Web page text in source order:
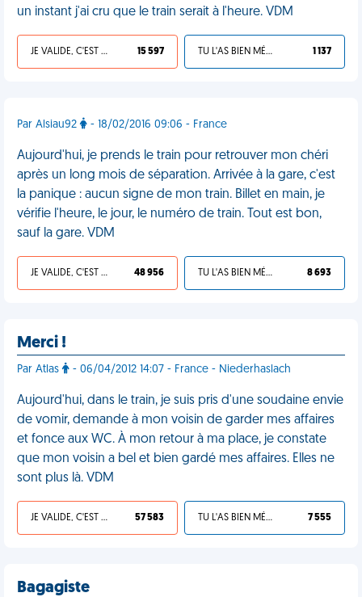
un instant j'ai cru que le train serait à l'heure. VDM
JE VALIDE, C'EST UNE VDM 15 597 TU L'AS BIEN MÉRITÉ 1 137
Par Alsiau92 - 18/02/2016 09:06 - France
Aujourd'hui, je prends le train pour retrouver mon chéri
après un long mois de séparation. Arrivée à la gare, c'est
la panique : aucun signe de mon train. Billet en main, je
vérifie l'heure, le jour, le numéro de train. Tout est bon,
sauf la gare. VDM
JE VALIDE, C'EST UNE VDM 48 956 TU L'AS BIEN MÉRITÉ 8 693
Merci !
Par Atlas - 06/04/2012 14:07 - France - Niederhaslach
Aujourd'hui, dans le train, je suis pris d'une soudaine envie
de vomir, demande à mon voisin de garder mes affaires
et fonce aux WC. À mon retour à ma place, je constate
que mon voisin a bel et bien gardé mes affaires. Elles ne
sont plus là. VDM
JE VALIDE, C'EST UNE VDM 57 583 TU L'AS BIEN MÉRITÉ 7 555
Bagagiste